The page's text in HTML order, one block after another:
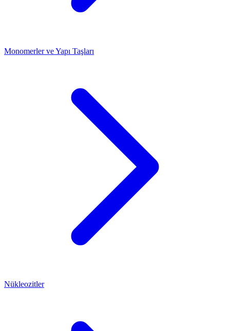
Monomerler ve Yapı Taşları
Nükleozitler